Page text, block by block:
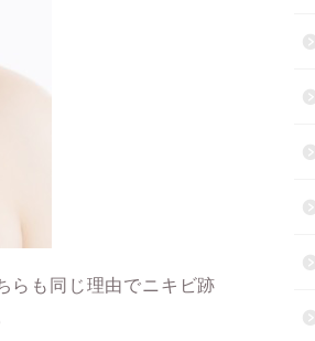
らも同じ理由でニキビ跡